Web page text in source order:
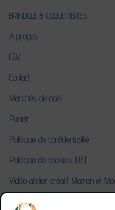
BRINDILLE & COQUETTERIES
À propos
CGV
Contact
Marchés de noël
Panier
Politique de confidentialité
Politique de cookies (UE)
Vidéo atelier créatif Maman et Moi
Ventes à domicile